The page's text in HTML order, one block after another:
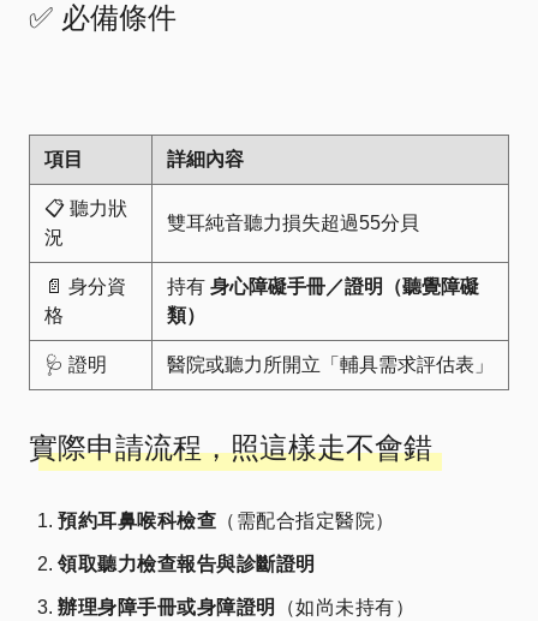
✅ 必備條件
項目 詳細內容
📋 聽力狀
況
雙耳純音聽力損失超過55分貝
📄 身分資
格
持有 身心障礙手冊／證明（聽覺障礙
類）
🩺 證明 醫院或聽力所開立「輔具需求評估表」
實際申請流程，照這樣走不會錯
預約耳鼻喉科檢查 （需配合指定醫院）
領取聽力檢查報告與診斷證明
辦理身障手冊或身障證明 （如尚未持有）